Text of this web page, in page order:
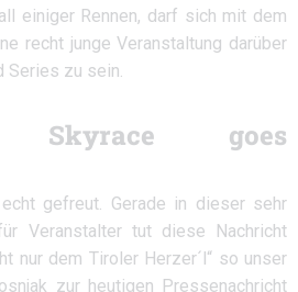
einiger Rennen, darf sich mit dem
recht junge Veranstaltung darüber
Series zu sein.
Skyrace goes
gefreut. Gerade in dieser sehr
Veranstalter tut diese Nachricht
nur dem Tiroler Herzer´l“ so unser
zur heutigen Pressenachricht